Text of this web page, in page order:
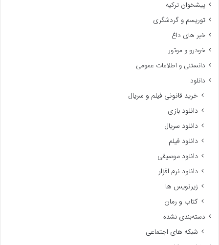
پیشخوان ترکیه
توریسم و گردشگری
خبر های داغ
خودرو و موتور
دانستنی و اطلاعات عمومی
دانلود
خرید قانونی فیلم و سریال
دانلود بازی
دانلود سریال
دانلود فیلم
دانلود موسیقی
دانلود نرم افزار
زیرنویس ها
کتاب و رمان
دسته‌بندی نشده
شبکه های اجتماعی